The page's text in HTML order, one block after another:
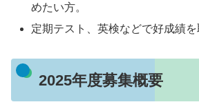
めたい方。
定期テスト、英検などで好成績を
2025年度募集概要